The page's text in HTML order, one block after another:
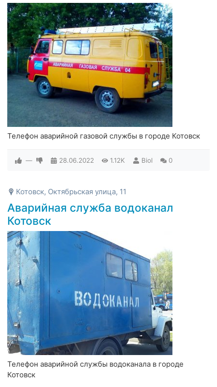
Телефон аварийной газовой службы в городе Котовск
— 28.06.2022 1.12K Biol 0
Котовск, Октябрьская улица, 11
Аварийная служба водоканал
Котовск
Телефон аварийной службы водоканала в городе
Котовск